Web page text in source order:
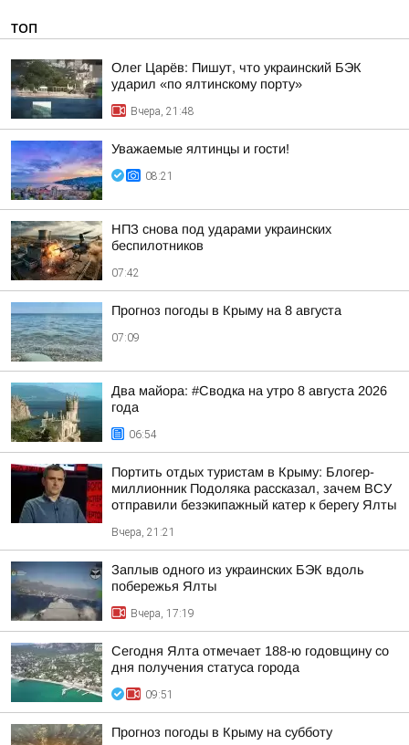
ТОП
Олег Царёв: Пишут, что украинский БЭК
ударил «по ялтинскому порту»
Вчера, 21:48
Уважаемые ялтинцы и гости!
08:21
НПЗ снова под ударами украинских
беспилотников
07:42
Прогноз погоды в Крыму на 8 августа
07:09
Два майора: #Сводка на утро 8 августа 2026
года
06:54
Портить отдых туристам в Крыму: Блогер-
миллионник Подоляка рассказал, зачем ВСУ
отправили безэкипажный катер к берегу Ялты
Вчера, 21:21
Заплыв одного из украинских БЭК вдоль
побережья Ялты
Вчера, 17:19
Сегодня Ялта отмечает 188-ю годовщину со
дня получения статуса города
09:51
Прогноз погоды в Крыму на субботу